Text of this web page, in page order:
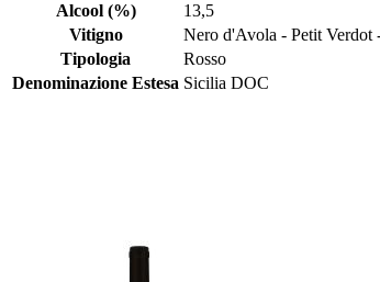
Alcool (%)
13,5
Vitigno
Nero d'Avola - Petit Verdot
Tipologia
Rosso
Denominazione Estesa Sicilia DOC